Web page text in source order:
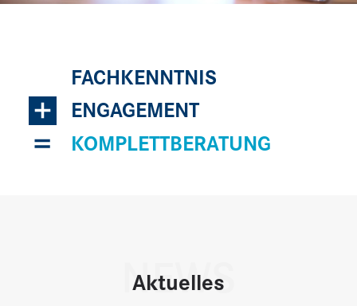
FACHKENNTNIS
+
ENGAGEMENT
=
KOMPLETTBERATUNG
NEWS
Aktuelles